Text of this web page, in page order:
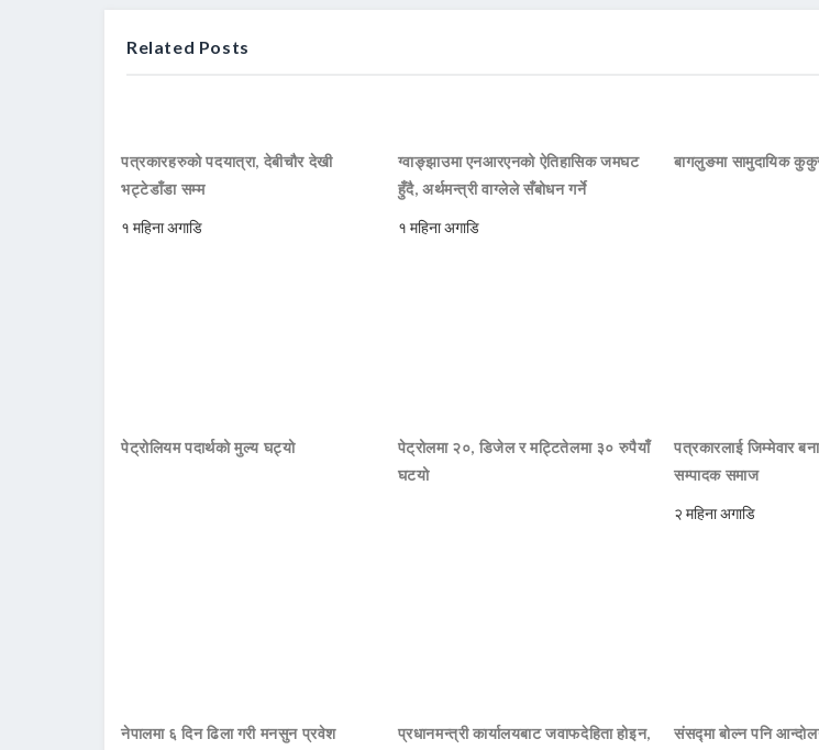
Related Posts
पत्रकारहरुको पदयात्रा, देबीचौर देखी
भट्टेडाँडा सम्म
१ महिना अगाडि
ग्वाङ्झाउमा एनआरएनको ऐतिहासिक जमघट
हुँदै, अर्थमन्त्री वाग्लेले सँबोधन गर्ने
१ महिना अगाडि
बागलुङमा सामुदायिक
पेट्रोलियम पदार्थको मुल्य घट्यो
पेट्रोलमा २०, डिजेल र मट्टितेलमा ३० रुपैयाँ
घटयो
पत्रकारलाई जिम्मेवार
सम्पादक समाज
२ महिना अगाडि
नेपालमा ६ दिन ढिला गरी मनसुन प्रवेश
प्रधानमन्त्री कार्यालयबाट जवाफदेहिता होइन,
संसद्मा बोल्न पनि